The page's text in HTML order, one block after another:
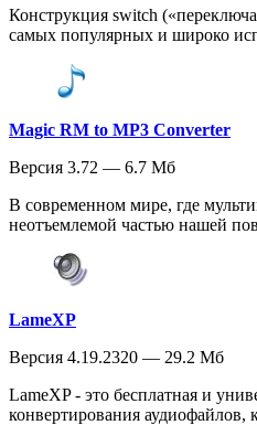
Конструкция switch
самых популярных и широко
Magic RM to MP3 Converter
Версия 3.72 — 6.7 Мб
В современном мире, где
неотъемлемой частью нашей
LameXP
Версия 4.19.2320 — 29.2 Мб
LameXP - это бесплатная и
конвертирования